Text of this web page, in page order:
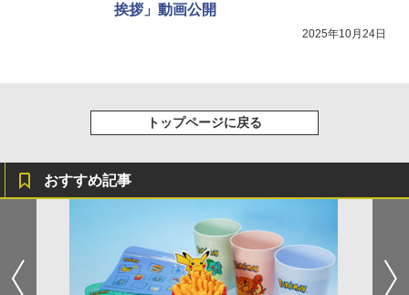
挨拶」動画公開
2025年10月24日
トップページに戻る
おすすめ記事